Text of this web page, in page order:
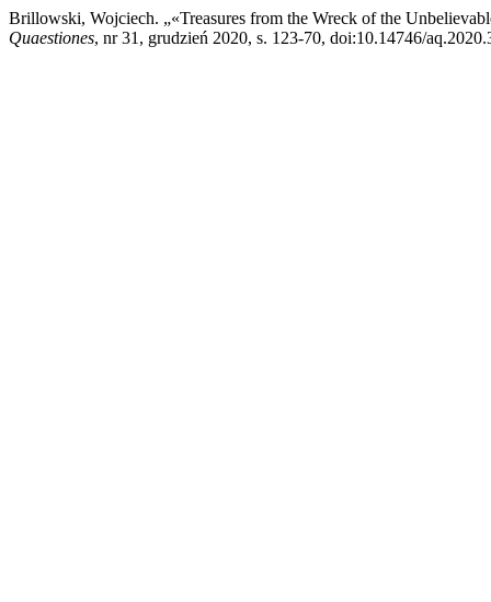
Brillowski, Wojciech. „«Treasures from the Wreck of the
Quaestiones, nr 31, grudzień 2020, s. 123-70, doi:10.14746/